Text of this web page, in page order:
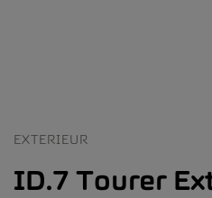
EXTERIEUR
ID.7 Tourer